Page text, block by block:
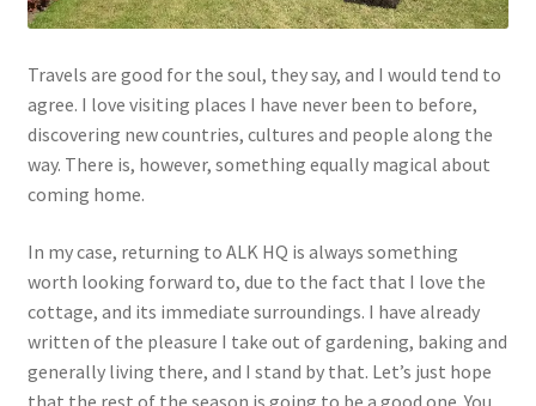
Travels are good for the soul, they say, and I would tend to
agree. I love visiting places I have never been to before,
discovering new countries, cultures and people along the
way. There is, however, something equally magical about
coming home.
In my case, returning to ALK HQ is always something
worth looking forward to, due to the fact that I love the
cottage, and its immediate surroundings. I have already
written of the pleasure I take out of gardening, baking and
generally living there, and I stand by that. Let’s just hope
that the rest of the season is going to be a good one. You